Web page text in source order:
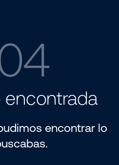
encontrada
encontrar lo